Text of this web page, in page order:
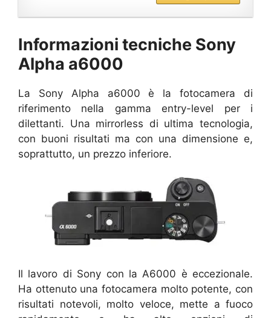
Informazioni tecniche Sony
Alpha a6000
La Sony Alpha a6000 è la fotocamera di
riferimento nella gamma entry-level per i
dilettanti. Una mirrorless di ultima tecnologia,
con buoni risultati ma con una dimensione e,
soprattutto, un prezzo inferiore.
Il lavoro di Sony con la A6000 è eccezionale.
Ha ottenuto una fotocamera molto potente, con
risultati notevoli, molto veloce, mette a fuoco